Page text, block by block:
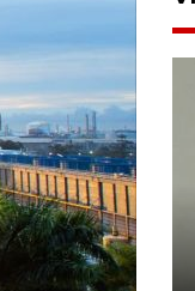
Kaltim
hingga S3